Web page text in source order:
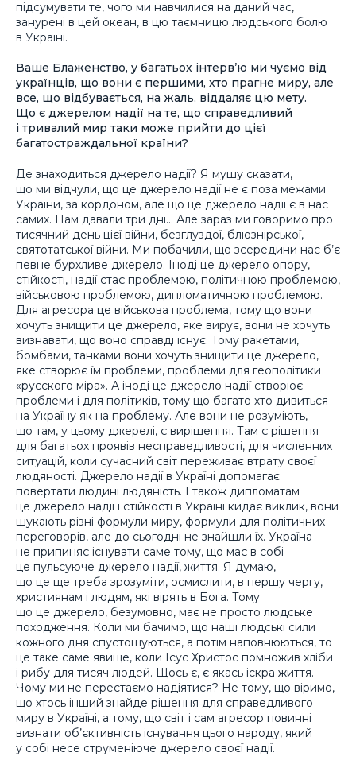
підсумувати те, чого ми навчилися на даний час,
занурені в цей океан, в цю таємницю людського болю
в Україні.
Ваше Блаженство, у багатьох інтерв’ю ми чуємо від
українців, що вони є першими, хто прагне миру, але
все, що відбувається, на жаль, віддаляє цю мету.
Що є джерелом надії на те, що справедливий
і тривалий мир таки може прийти до цієї
багатостраждальної країни?
Де знаходиться джерело надії? Я мушу сказати,
що ми відчули, що це джерело надії не є поза межами
України, за кордоном, але що це джерело надії є в нас
самих. Нам давали три дні… Але зараз ми говоримо про
тисячний день цієї війни, безглуздої, блюзнірської,
святотатської війни. Ми побачили, що зсередини нас б’є
певне бурхливе джерело. Іноді це джерело опору,
стійкості, надії стає проблемою, політичною проблемою,
військовою проблемою, дипломатичною проблемою.
Для агресора це військова проблема, тому що вони
хочуть знищити це джерело, яке вирує, вони не хочуть
визнавати, що воно справді існує. Тому ракетами,
бомбами, танками вони хочуть знищити це джерело,
яке створює їм проблеми, проблеми для геополітики
«русского міра». А іноді це джерело надії створює
проблеми і для політиків, тому що багато хто дивиться
на Україну як на проблему. Але вони не розуміють,
що там, у цьому джерелі, є вирішення. Там є рішення
для багатьох проявів несправедливості, для численних
ситуацій, коли сучасний світ переживає втрату своєї
людяності. Джерело надії в Україні допомагає
повертати людині людяність. І також дипломатам
це джерело надії і стійкості в Україні кидає виклик, вони
шукають різні формули миру, формули для політичних
переговорів, але до сьогодні не знайшли їх. Україна
не припиняє існувати саме тому, що має в собі
це пульсуюче джерело надії, життя. Я думаю,
що це ще треба зрозуміти, осмислити, в першу чергу,
християнам і людям, які вірять в Бога. Тому
що це джерело, безумовно, має не просто людське
походження. Коли ми бачимо, що наші людські сили
кожного дня спустошуються, а потім наповнюються, то
це таке саме явище, коли Ісус Христос помножив хліби
і рибу для тисяч людей. Щось є, є якась іскра життя.
Чому ми не перестаємо надіятися? Не тому, що віримо,
що хтось інший знайде рішення для справедливого
миру в Україні, а тому, що світ і сам агресор повинні
визнати об’єктивність існування цього народу, який
у собі несе струменіюче джерело своєї надії.